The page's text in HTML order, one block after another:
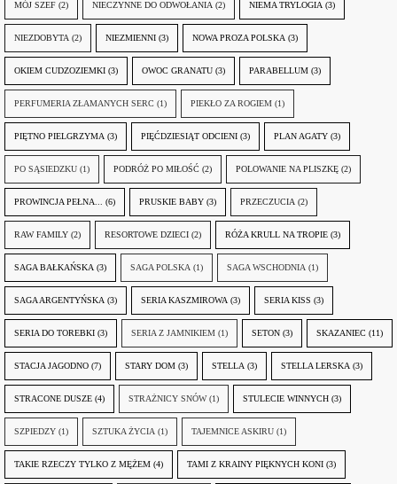
MÓJ SZEF (2) NIECZYNNE DO ODWOŁANIA (2) NIEMA TRYLOGIA (3)
NIEZDOBYTA (2) NIEZMIENNI (3) NOWA PROZA POLSKA (3)
OKIEM CUDZOZIEMKI (3) OWOC GRANATU (3) PARABELLUM (3)
PERFUMERIA ZŁAMANYCH SERC (1) PIEKŁO ZA ROGIEM (1)
PIĘTNO PIELGRZYMA (3) PIĘĆDZIESIĄT ODCIENI (3) PLAN AGATY (3)
PO SĄSIEDZKU (1) PODRÓŻ PO MIŁOŚĆ (2) POLOWANIE NA PLISZKĘ (2)
PROWINCJA PEŁNA... (6) PRUSKIE BABY (3) PRZECZUCIA (2)
RAW FAMILY (2) RESORTOWE DZIECI (2) RÓŻA KRULL NA TROPIE (3)
SAGA BAŁKAŃSKA (3) SAGA POLSKA (1) SAGA WSCHODNIA (1)
SAGA ARGENTYŃSKA (3) SERIA KASZMIROWA (3) SERIA KISS (3)
SERIA DO TOREBKI (3) SERIA Z JAMNIKIEM (1) SETON (3) SKAZANIEC (11)
STACJA JAGODNO (7) STARY DOM (3) STELLA (3) STELLA LERSKA (3)
STRACONE DUSZE (4) STRAŻNICY SNÓW (1) STULECIE WINNYCH (3)
SZPIEDZY (1) SZTUKA ŻYCIA (1) TAJEMNICE ASKIRU (1)
TAKIE RZECZY TYLKO Z MĘŻEM (4) TAMI Z KRAINY PIĘKNYCH KONI (3)